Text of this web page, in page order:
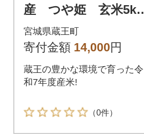
産 つや姫 玄米5kg
【04301-0387】
宮城県蔵王町
寄付金額 14,000円
蔵王の豊かな環境で育った令
和7年度産米!
（0件）